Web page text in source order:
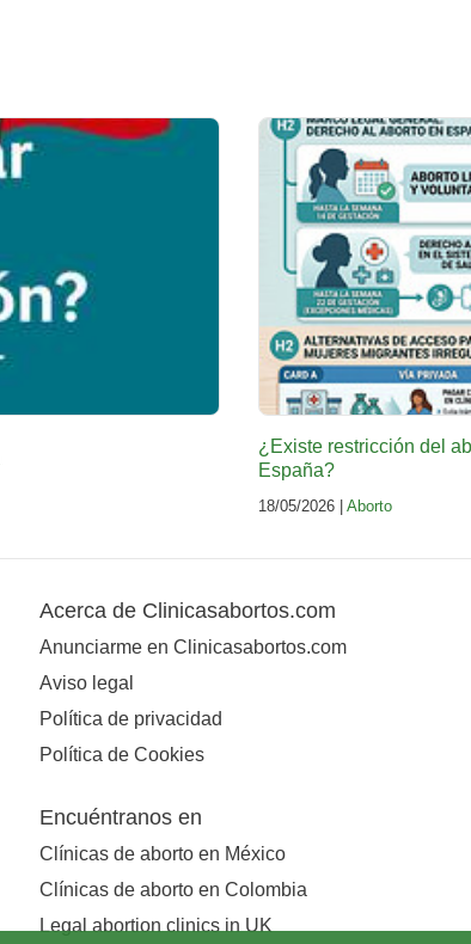
¿Existe restricción del
España?
18/05/2026 | Aborto
Acerca de Clinicasabortos.com
Anunciarme en Clinicasabortos.com
Aviso legal
Política de privacidad
Política de Cookies
Encuéntranos en
Clínicas de aborto en México
Clínicas de aborto en Colombia
Legal abortion clinics in UK